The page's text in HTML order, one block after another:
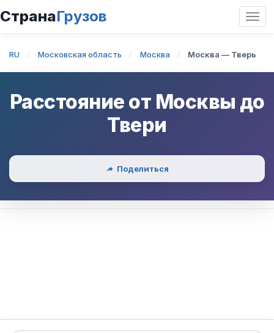
СтранаГрузов
RU Московская область Москва Москва — Тверь
Расстояние от Москвы до
Твери
Поделиться